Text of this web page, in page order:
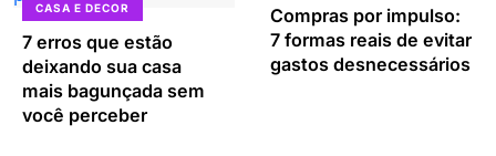
CASA E DECOR
7 erros que estão
deixando sua casa
mais bagunçada sem
você perceber
Compras por impulso:
7 formas reais de evitar
gastos desnecessários